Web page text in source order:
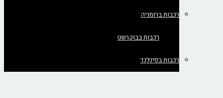
רכבות ברומניה
רכבות בבוקרשט
רכבות בפינלנד